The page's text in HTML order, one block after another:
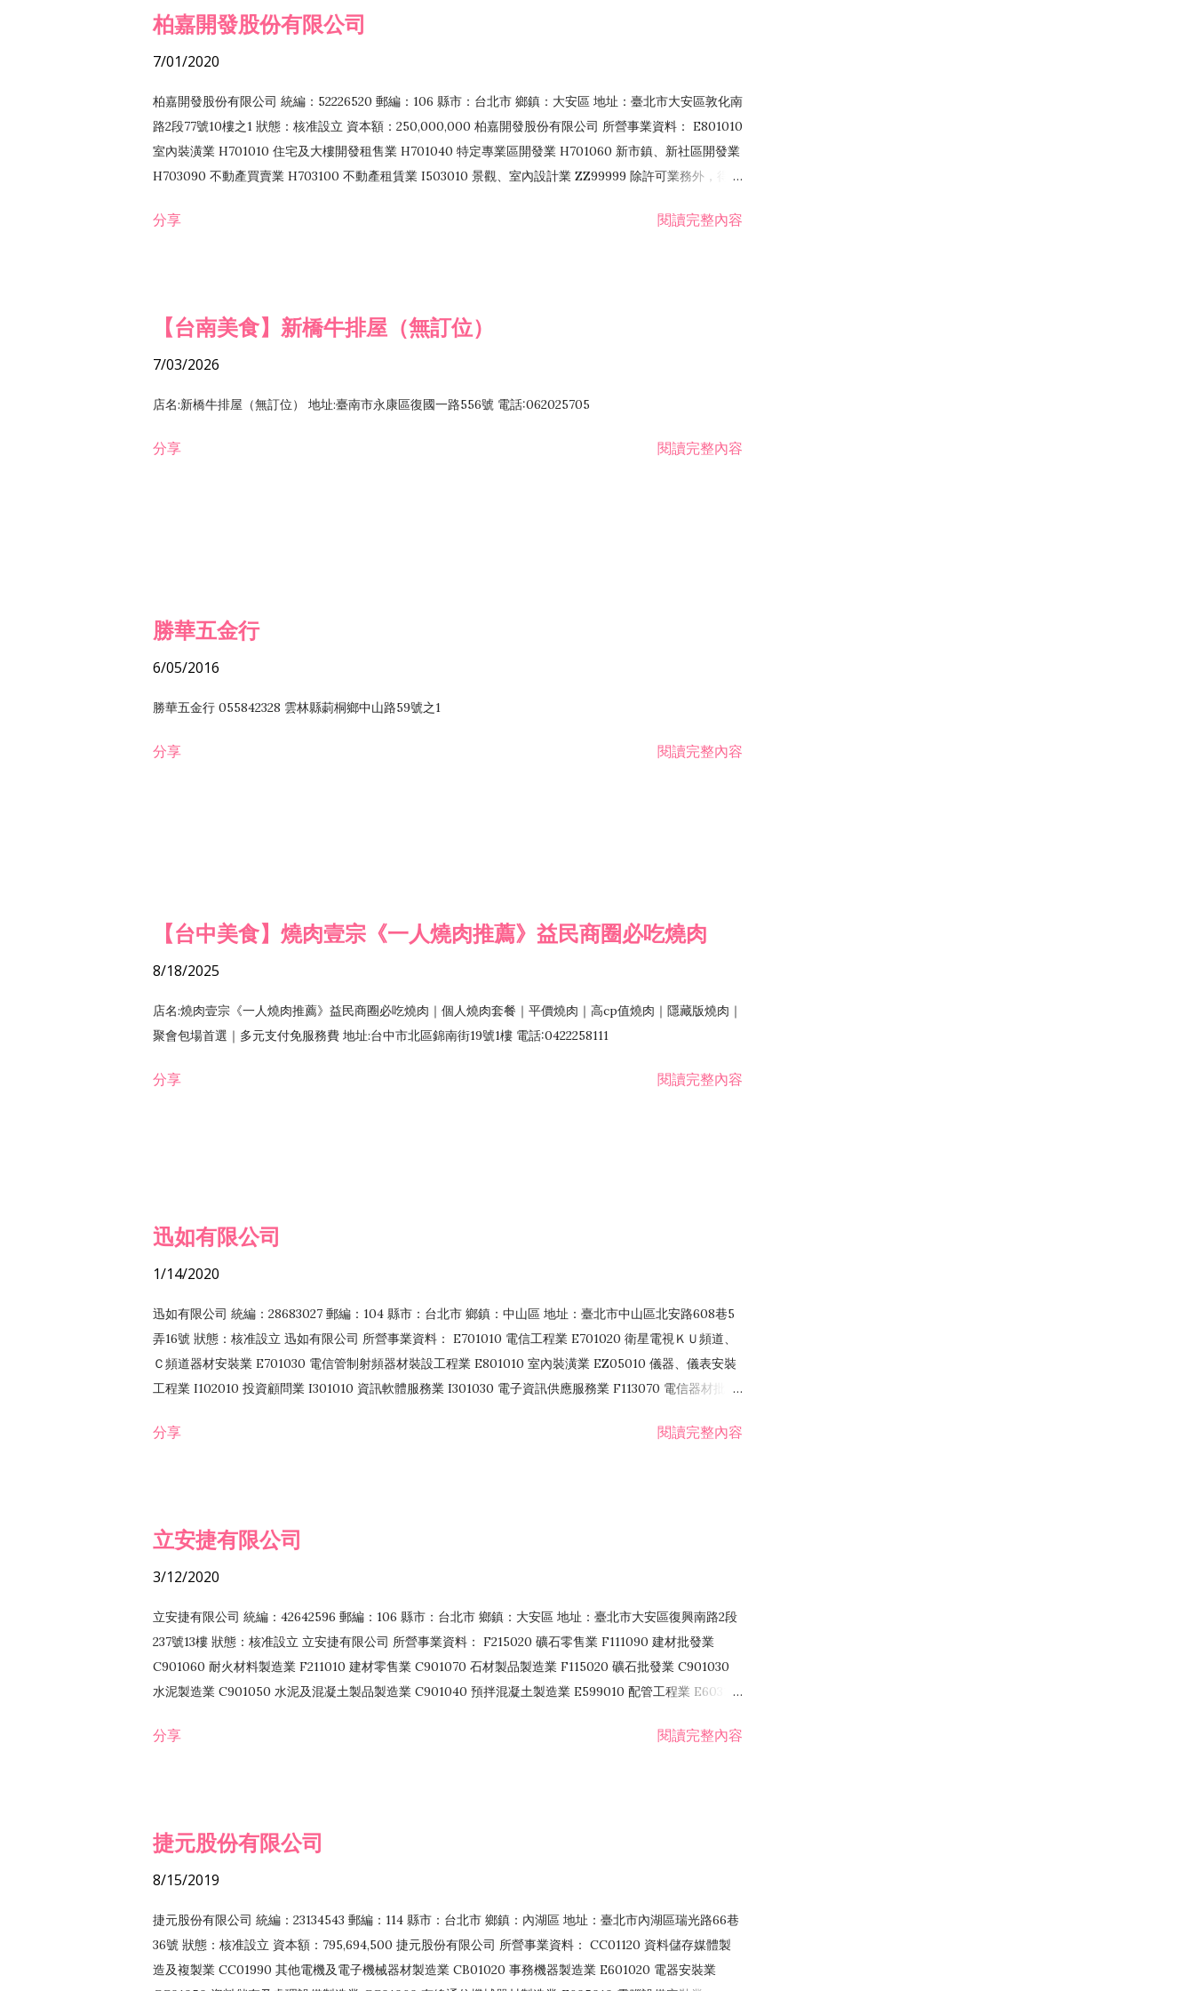
柏嘉開發股份有限公司
7/01/2020
柏嘉開發股份有限公司 統編：52226520 郵編：106 縣市：台北市 鄉鎮：大安區 地址：臺北市大安區敦化南
路2段77號10樓之1 狀態：核准設立 資本額：250,000,000 柏嘉開發股份有限公司 所營事業資料： E801010
室內裝潢業 H701010 住宅及大樓開發租售業 H701040 特定專業區開發業 H701060 新市鎮、新社區開發業
H703090 不動產買賣業 H703100 不動產租賃業 I503010 景觀、室內設計業 ZZ99999 除許可業務外，得經
分享 閱讀完整內容
【台南美食】新橋牛排屋（無訂位）
7/03/2026
店名:新橋牛排屋（無訂位） 地址:臺南市永康區復國一路556號 電話:062025705
分享 閱讀完整內容
勝華五金行
6/05/2016
勝華五金行 055842328 雲林縣莿桐鄉中山路59號之1
分享 閱讀完整內容
【台中美食】燒肉壹宗《一人燒肉推薦》益民商圈必吃燒肉
8/18/2025
店名:燒肉壹宗《一人燒肉推薦》益民商圈必吃燒肉｜個人燒肉套餐｜平價燒肉｜高cp值燒肉｜隱藏版燒肉｜
聚會包場首選｜多元支付免服務費 地址:台中市北區錦南街19號1樓 電話:0422258111
分享 閱讀完整內容
迅如有限公司
1/14/2020
迅如有限公司 統編：28683027 郵編：104 縣市：台北市 鄉鎮：中山區 地址：臺北市中山區北安路608巷5
弄16號 狀態：核准設立 迅如有限公司 所營事業資料： E701010 電信工程業 E701020 衛星電視ＫＵ頻道、
Ｃ頻道器材安裝業 E701030 電信管制射頻器材裝設工程業 E801010 室內裝潢業 EZ05010 儀器、儀表安裝
工程業 I102010 投資顧問業 I301010 資訊軟體服務業 I301030 電子資訊供應服務業 F113070 電信器材批發
務 F102030 菸酒批發業 F203020 菸酒零售業 F401171 酒類輸入業
分享 閱讀完整內容
立安捷有限公司
3/12/2020
立安捷有限公司 統編：42642596 郵編：106 縣市：台北市 鄉鎮：大安區 地址：臺北市大安區復興南路2段
237號13樓 狀態：核准設立 立安捷有限公司 所營事業資料： F215020 礦石零售業 F111090 建材批發業
C901060 耐火材料製造業 F211010 建材零售業 C901070 石材製品製造業 F115020 礦石批發業 C901030
水泥製造業 C901050 水泥及混凝土製品製造業 C901040 預拌混凝土製造業 E599010 配管工程業 E603110
EZ99990 其他工程業 F102170 食品什貨批發業 F106020 日常用品批發業 F108031 醫療器材批發業
分享 閱讀完整內容
捷元股份有限公司
8/15/2019
捷元股份有限公司 統編：23134543 郵編：114 縣市：台北市 鄉鎮：內湖區 地址：臺北市內湖區瑞光路66巷
36號 狀態：核准設立 資本額：795,694,500 捷元股份有限公司 所營事業資料： CC01120 資料儲存媒體製
造及複製業 CC01990 其他電機及電子機械器材製造業 CB01020 事務機器製造業 E601020 電器安裝業